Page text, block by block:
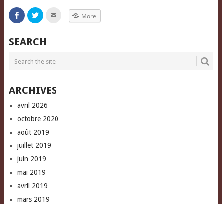
Click
to
share
Facebook
(Opens
in
window)
Click
to
Twitter
(Opens
in
window)
friend
More
SEARCH
ARCHIVES
avril 2026
octobre 2020
août 2019
juillet 2019
juin 2019
mai 2019
avril 2019
mars 2019